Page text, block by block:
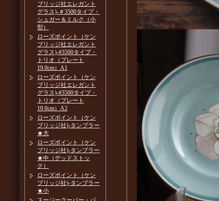
ブリッジ社エレガント
グラス)-＃3500タイプ・
シュガー＆ミルク（小
型）
ローズポイント（ケン
ブリッジ社エレガント
グラス)-#3500タイプ・
トリオ（プレート
19.0cm）A1
ローズポイント（ケン
ブリッジ社エレガント
グラス)-#3500タイプ・
トリオ（プレート
19.0cm）A2
ローズポイント（ケン
ブリッジ社)-タンブラー
★大
ローズポイント（ケン
ブリッジ社)-タンブラー
★中（デッドストッ
ク）
ローズポイント（ケン
ブリッジ社)-タンブラー
★小